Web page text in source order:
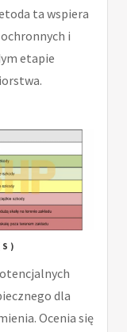
ta wspiera
i
etapie
dla
Ocenia się